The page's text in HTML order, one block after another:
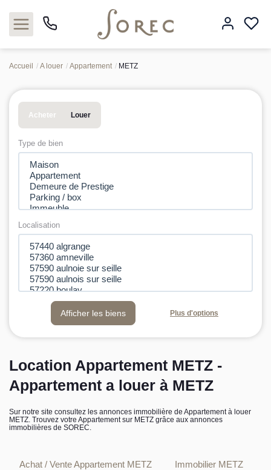
Acheter
Louer
Estimer
Neuf
Gestion
Syndic
L’équipe sorec
Recrutement
Accueil A louer Appartement METZ
Acheter Louer
Type de bien
Localisation
Plus d'options
Location Appartement METZ -
Appartement a louer à METZ
Sur notre site consultez les annonces immobilière de Appartement à louer
METZ. Trouvez votre Appartement sur METZ grâce aux annonces
immobilières de SOREC.
Achat / Vente Appartement METZ Immobilier METZ